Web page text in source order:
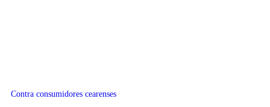
Contra consumidores cearenses